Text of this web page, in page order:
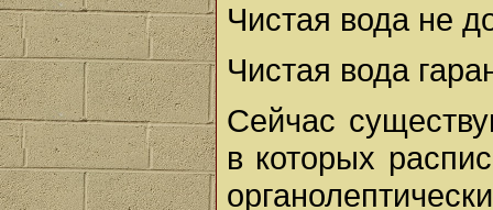
Чистая вода не
Чистая вода
Сейчас
в которых